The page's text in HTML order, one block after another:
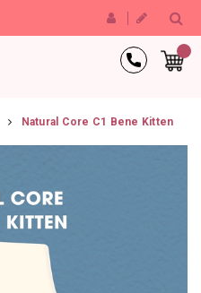
Natural Core C1 Bene Kitten